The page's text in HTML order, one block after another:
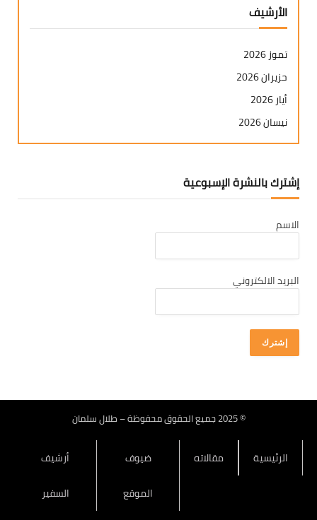
الأرشيف
تموز 2026
حزيران 2026
أيار 2026
نيسان 2026
آذار 2026
كانون ثاني 2026
تشرين ثاني 2025
تشرين أول 2025
أيلول 2025
تموز 2025
حزيران 2025
كانون ثاني 2025
إشترك بالنشرة الإسبوعية
الاسم
البريد الالكتروني
© 2025 جميع الحقوق محفوظة – طلال سلمان
الرئيسية مقالاته
ضيوف
الموقع
أرشيف
السفير